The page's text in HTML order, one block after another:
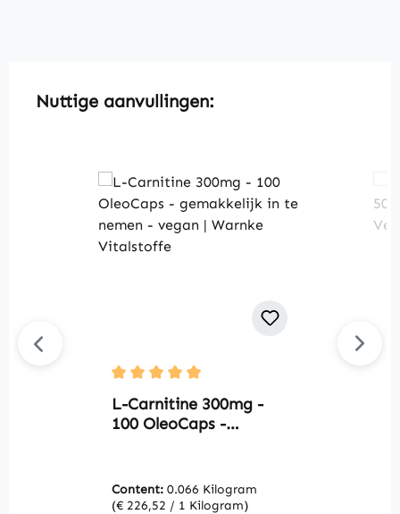
Skip product gallery
Nuttige aanvullingen:
Average rating of 5 out of 5 stars
L-Carnitine 300mg -
100 OleoCaps -
Warnke Vitalstoffe
Content: 0.066 Kilogram
(€ 226,52 / 1 Kilogram)